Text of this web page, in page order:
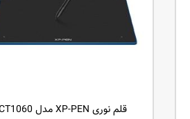
قلم نوری XP-PEN مدل CT1060